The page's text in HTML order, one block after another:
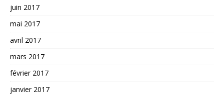
juin 2017
mai 2017
avril 2017
mars 2017
février 2017
janvier 2017